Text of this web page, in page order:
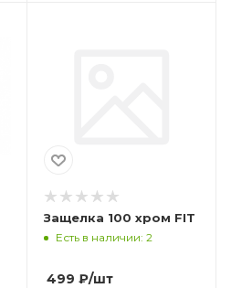
Защелка 100 хром FIT
Есть в наличии: 2
499 ₽/шт